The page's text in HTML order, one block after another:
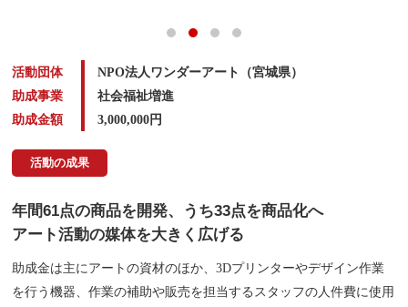
活動団体
NPO法人ワンダーアート（宮城県）
助成事業
社会福祉増進
助成金額
3,000,000円
活動の成果
年間61点の商品を開発、うち33点を商品化へ
アート活動の媒体を大きく広げる
助成金は主にアートの資材のほか、3Dプリンターやデザイン作業
を行う機器、作業の補助や販売を担当するスタッフの人件費に使用